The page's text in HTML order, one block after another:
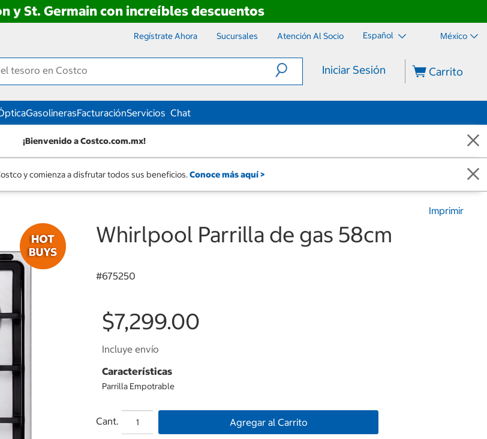
y St. Germain con increíbles descuentos
Regístrate Ahora Sucursales Atención Al Socio Español México
Iniciar Sesión Carrito
GasolinerasFacturaciónServicios Chat
¡Bienvenido a Costco.com.mx!
y comienza a disfrutar todos sus beneficios. Conoce más aquí >
Imprimir
Whirlpool Parrilla de gas 58cm
#675250
$7,299.00
Incluye envío
Características
Parrilla Empotrable
Cant. Agregar al Carrito